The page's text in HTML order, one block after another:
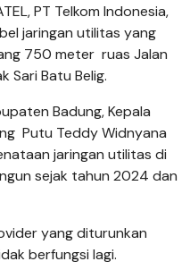
PT Telkom Indonesia,
jaringan utilitas yang
750 meter ruas Jalan
Sari Batu Belig.
Badung, Kepala
Putu Teddy Widnyana
jaringan utilitas di
sejak tahun 2024 dan
yang diturunkan
berfungsi lagi.